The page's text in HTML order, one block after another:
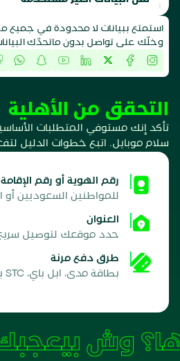
استمتع ببيانات لا محدودة في جميع
وخلّك على تواصل بدون ماتحدّك
التحقق من الأهلية
تأكد إنك مستوفي المتطلبات
سلام موبايل. اتبع خطوات الدليل
رقم الهوية أو رقم الإقامة
للمواطنين السعوديين أو
العنوان
حدد موقعك لتوصيل
طرق دفع مرنة
بطاقة مدى، ابل باي، STC باي ، كاش
وش